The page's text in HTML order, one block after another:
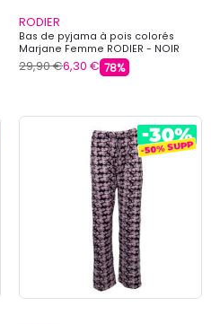
RODIER
Bas de pyjama à pois colorés
Marjane Femme RODIER - NOIR
29,90 €6,30 € 78%